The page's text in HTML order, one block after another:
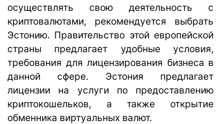
осуществлять свою деятельность с
криптовалютами, рекомендуется выбрать
Эстонию. Правительство этой европейской
страны предлагает удобные условия,
требования для лицензирования бизнеса в
данной сфере. Эстония предлагает
лицензии на услуги по предоставлению
криптокошельков, а также открытие
обменника виртуальных валют.